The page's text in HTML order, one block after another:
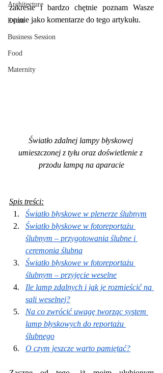
Architecture
Event
Business Session
Food
Maternity
zakresie i bardzo chętnie poznam Wasze
opinie jako komentarze do tego artykułu.
Światło zdalnej lampy błyskowej
umieszczonej z tyłu oraz doświetlenie z
przodu lampą na aparacie
Spis treści:
Światło błyskowe w plenerze ślubnym
Światło błyskowe w fotoreportażu
ślubnym – przygotowania ślubne i
ceremonia ślubna
Światło błyskowe w fotoreportażu
ślubnym – przyjęcie weselne
Ile lamp zdalnych i jak je rozmieścić na
sali weselnej?
Na co zwrócić uwagę tworząc system
lamp błyskowych do reportażu
ślubnego
O czym jeszcze warto pamiętać?